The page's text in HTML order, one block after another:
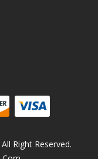
All Right Reserved.